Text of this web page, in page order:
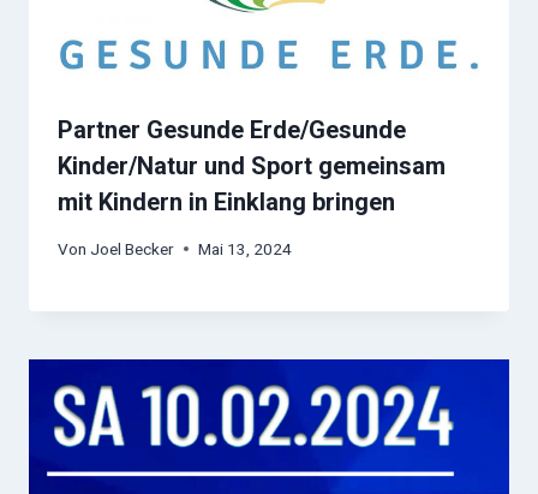
Partner Gesunde Erde/Gesunde
Kinder/Natur und Sport gemeinsam
mit Kindern in Einklang bringen
Von Joel Becker Mai 13, 2024